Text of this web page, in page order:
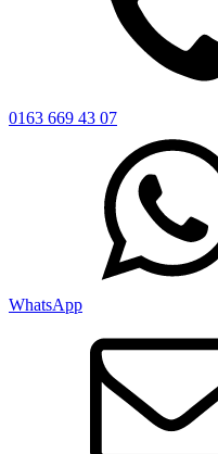
0163 669 43 07
WhatsApp